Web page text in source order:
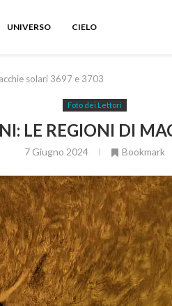
UNIVERSO CIELO
solari 3697 e 3703
Foto dei Lettori
LE REGIONI DI
7 Giugno 2024 Bookmark